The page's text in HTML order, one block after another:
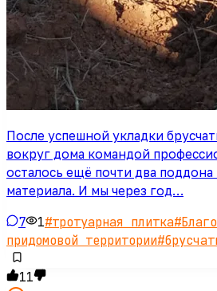
После успешной укладки
вокруг дома командой
осталось ещё почти два
материала. И мы через год…
7 1#тротуарная плитка#
придомовой территории#
11